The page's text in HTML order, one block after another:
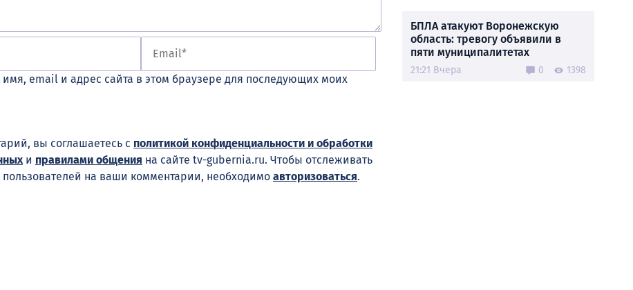
имя, email и адрес сайта в этом браузере для последующих моих
вы соглашаетесь с политикой конфиденциальности и обработки
и правилами общения на сайте tv-gubernia.ru. Чтобы отслеживать
на ваши комментарии, необходимо авторизоваться.
БПЛА атакуют Воронежскую
область: тревогу объявили в
пяти муниципалитетах
21:21 Вчера 0 1398